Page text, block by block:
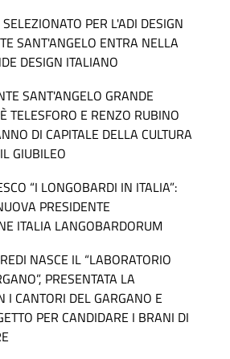
PER L'ADI DESIGN
SANT'ANGELO ENTRA NELLA
DESIGN ITALIANO
SANT'ANGELO GRANDE
TELESFORO E RENZO RUBINO
DI CAPITALE DELLA CULTURA
GIUBILEO
“I LONGOBARDI IN ITALIA”:
PRESIDENTE
ITALIA LANGOBARDORUM
NASCE IL “LABORATORIO
PRESENTATA LA
I CANTORI DEL GARGANO E
PER CANDIDARE I BRANI DI